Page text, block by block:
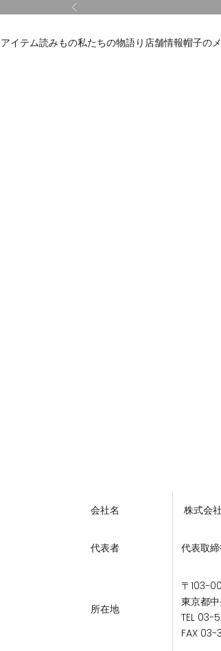
前へ
アイテム読みもの私たちの物語り店舗情報帽子の
会社名 株式会
代表者 代表取
所在地
〒103-
東京都
TEL 03-
FAX